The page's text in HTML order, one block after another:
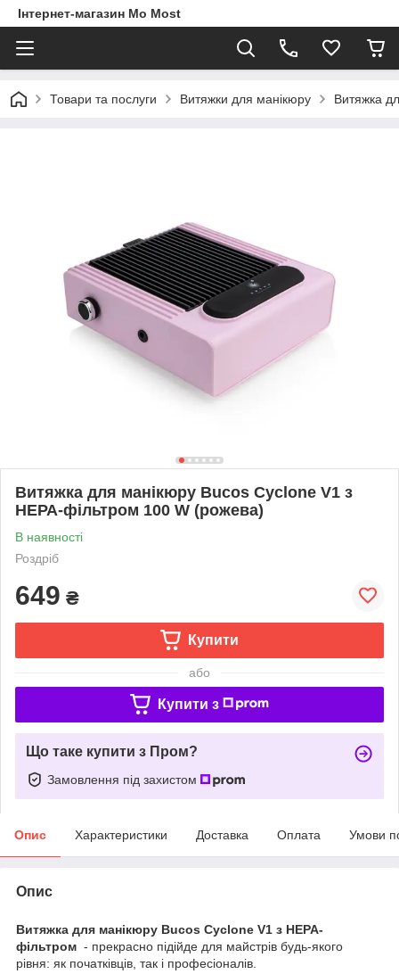
Інтернет-магазин Mo Most
Товари та послуги Витяжки для манікюру Витяжка
Витяжка для манікюру Bucos Cyclone V1 з
НЕРА-фільтром 100 W (рожева)
В наявності
Роздріб
649 ₴
Купити
або
Купити з
Що таке купити з Пром?
Замовлення під захистом
Опис Характеристики Доставка Оплата Умови
Опис
Витяжка для манікюру Bucos Cyclone V1 з НЕРА-
фільтром - прекрасно підійде для майстрів будь-якого
рівня: як початківців, так і професіоналів.